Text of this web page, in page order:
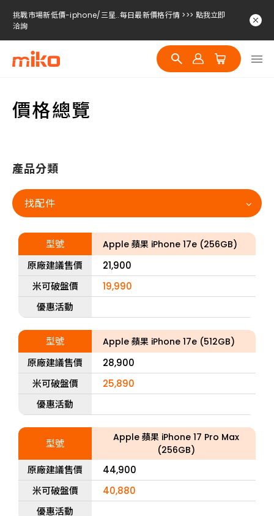
挑戰市場新低價-iphone/三星..每日最新價格行情 >>> 點我立即
洽詢
挑戰市場新低價-iphone/三星..每日最新價格行情 >>> 點我立即
洽詢
挑戰市場新低價-iphone/三星..每日最新價格行情 >>> 點我立即
挑戰市場新低價-iphone/三星..每日最新價格行情 >>> 點我立即
洽詢
價格總覽
產品分類
找配件
型號 Apple 蘋果 iPhone 17e (256GB)
原廠建議售價
21,900
米可破盤價
19,990
優惠活動
型號 Apple 蘋果 iPhone 17e (512GB)
原廠建議售價
28,900
米可破盤價
25,890
優惠活動
型號
Apple 蘋果 iPhone 17 Pro Max
(256GB)
原廠建議售價
44,900
米可破盤價
40,880
優惠活動